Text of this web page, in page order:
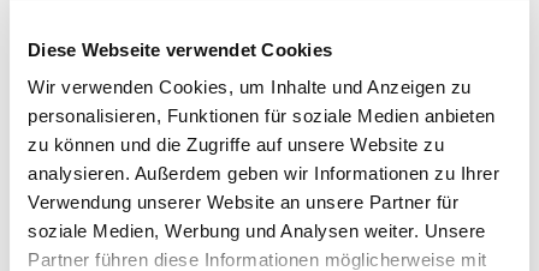
Diese Webseite verwendet Cookies
Wir verwenden Cookies, um Inhalte und Anzeigen zu
personalisieren, Funktionen für soziale Medien anbieten
zu können und die Zugriffe auf unsere Website zu
analysieren. Außerdem geben wir Informationen zu Ihrer
Verwendung unserer Website an unsere Partner für
soziale Medien, Werbung und Analysen weiter. Unsere
Partner führen diese Informationen möglicherweise mit
© Ev. Kirchengemeinde Verl